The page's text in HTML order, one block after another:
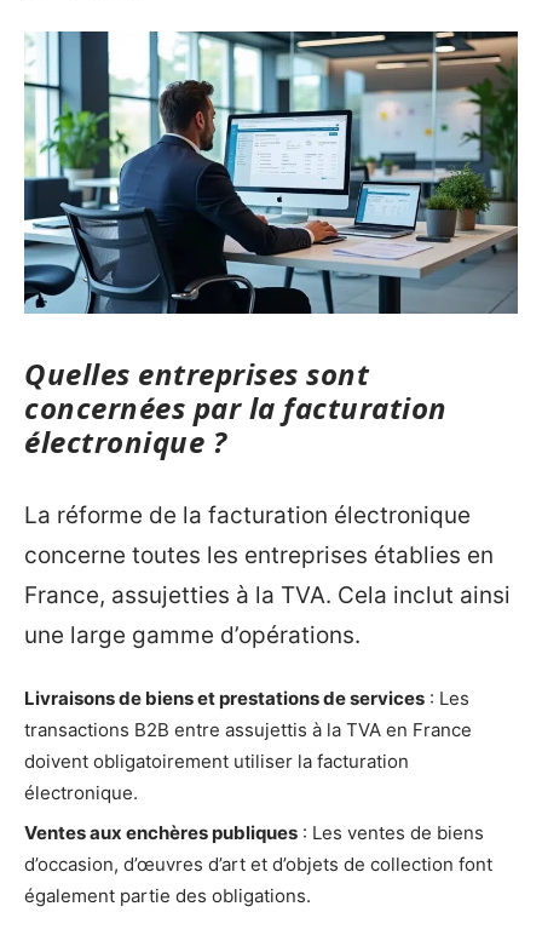
Quelles entreprises sont
concernées par la facturation
électronique ?
La réforme de la facturation électronique
concerne toutes les entreprises établies en
France, assujetties à la TVA. Cela inclut ainsi
une large gamme d’opérations.
Livraisons de biens et prestations de services : Les
transactions B2B entre assujettis à la TVA en France
doivent obligatoirement utiliser la facturation
électronique.
Ventes aux enchères publiques : Les ventes de biens
d’occasion, d’œuvres d’art et d’objets de collection font
également partie des obligations.